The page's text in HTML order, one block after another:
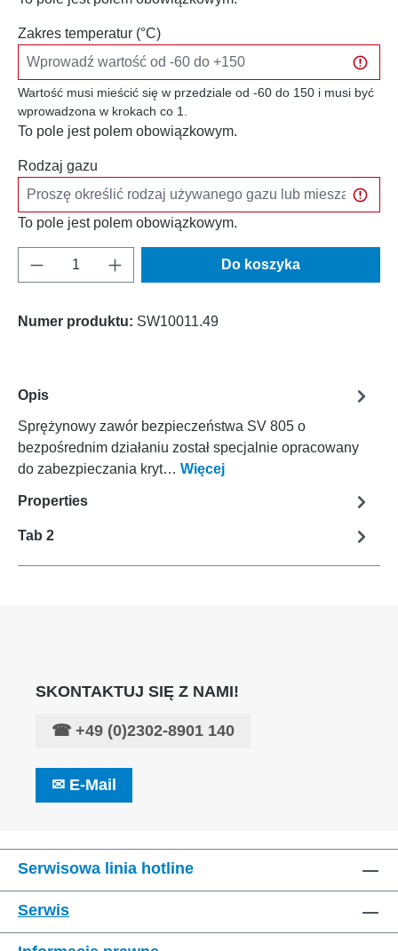
Zakres temperatur (°C)
Wartość musi mieścić się w przedziale od -60 do 150 i musi być
wprowadzona w krokach co 1.
To pole jest polem obowiązkowym.
Rodzaj gazu
To pole jest polem obowiązkowym.
Ilość produktu: Wprowadź żądaną ilość
Do koszyka
Numer produktu: SW10011.49
Opis
Sprężynowy zawór bezpieczeństwa SV 805 o
bezpośrednim działaniu został specjalnie opracowany
do zabezpieczania kryt… Więcej
Properties
Tab 2
SKONTAKTUJ SIĘ Z NAMI!
☎ +49 (0)2302-8901 140
✉ E-Mail
Serwisowa linia hotline
Serwis